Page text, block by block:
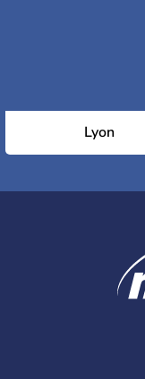
Lyon